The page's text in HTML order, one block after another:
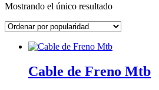
Mostrando el único resultado
Cable de Freno Mtb